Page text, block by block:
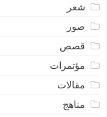
شعر
صور
قصص
مؤتمرات
مقالات
مناهج